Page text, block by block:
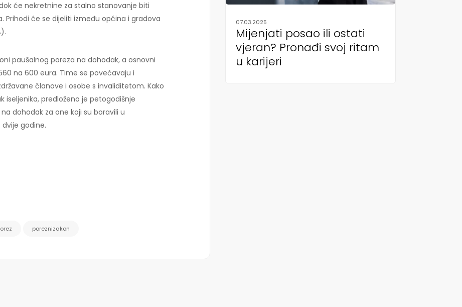
će nekretnine za stalno stanovanje biti
Prihodi će se dijeliti između općina i gradova
paušalnog poreza na dohodak, a osnovni
na 600 eura. Time se povećavaju i
članove i osobe s invaliditetom. Kako
iseljenika, predloženo je petogodišnje
dohodak za one koji su boravili u
godine.
poreznizakon
07.03.2025
Mijenjati posao ili ostati
vjeran? Pronađi svoj ritam
u karijeri